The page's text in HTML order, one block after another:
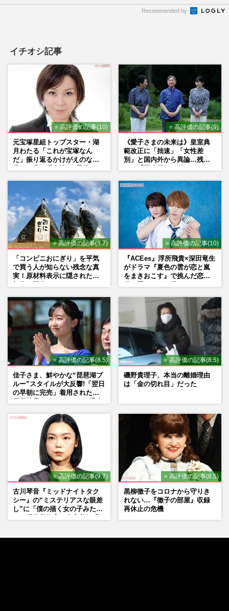
Recommended by
イチオシ記事
⭐ 高評価の記事(10)
元宝塚星組トップスター・湖
月わたる「これが宝塚なん
だ」振り返るかけがえのない
⭐ 高評価の記事(9)
《愛子さまの未来は》皇室典
範改正に「拙速」「女性差
別」と国内外から異論…残さ
⭐ 高評価の記事(8.7)
「コンビニおにぎり」を平気
で買う人が知らない残念な真
実！原材料表示に隠された添
⭐ 高評価の記事(10)
『ACEes』浮所飛貴×深田竜生
がドラマ『夏色の雲が恋と嵐
をまきおこす』で挑んだ恋人
⭐ 高評価の記事(8.5)
佳子さま、鮮やかな“琵琶湖ブ
ルー”スタイルが大反響!「翌日
の早朝に完売」着用された地
⭐ 高評価の記事(8.5)
磯野貴理子、本当の離婚理由
は「金の切れ目」だった
⭐ 高評価の記事(9.7)
古川琴音『ミッドナイトタク
シー』の“ミステリアスな眼差
し”に「僕の描く女の子みた
⭐ 高評価の記事(8.5)
黒柳徹子をコロナから守りき
れない…『徹子の部屋』収録
再休止の危機